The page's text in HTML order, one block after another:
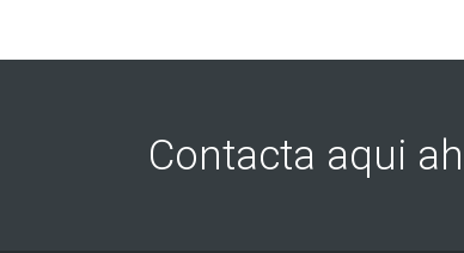
Contacta aqui